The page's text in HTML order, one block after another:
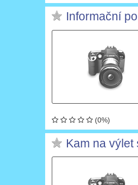
Informační
(0%)
Kam na výlet